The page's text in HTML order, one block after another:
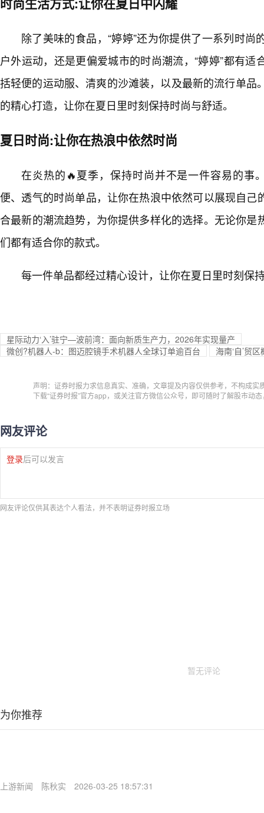
除了美味的食品，“婷婷”还为你提供了一系列时尚
户外运动，还是更偏爱城市的时尚潮流，“婷婷”都有
括轻便的运动服、清爽的沙滩装，以及最新的流行单品
的精心打造，让你在夏日里时刻保持时尚与舒适。
夏日时尚:让你在热浪中依然时尚
在炎热的🔥夏季，保持时尚并不是一件容易的事
便、透气的时尚单品，让你在热浪中依然可以展现自己
合最新的潮流趋势，为你提供多样化的选择。无论你是
们都有适合你的款式。
每一件单品都经过精心设计，让你在夏日里时刻保
星际动力‘入’驻宁—波前湾：面向新质生产力，2026年实现量产
微创?机器人-b：图迈腔镜手术机器人全球订单逾百台
海南‘自’贸
声明：证券时报力求信息真实、准确，文章提及内容仅供参考，不构成实
下载“证券时报”官方app，或关注官方微信公众号，即可随时了解股市动
网友评论
登录后可以发言
网友评论仅供其表达个人看法，并不表明证券时报立场
暂无评论
为你推荐
上游新闻 陈秋实 2026-03-25 18:57:31